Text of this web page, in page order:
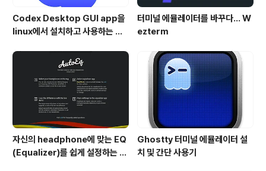
Codex Desktop GUI app을
linux에서 설치하고 사용하는 방
터미널 에뮬레이터를 바꾸다... W
ezterm
자신의 headphone에 맞는 EQ
(Equalizer)를 쉽게 설정하는 방
Ghostty 터미널 에뮬레이터 설
치 및 간단 사용기